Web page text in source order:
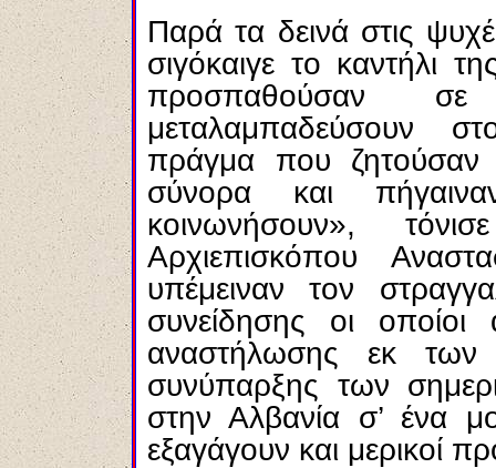
Παρά τα δεινά στις
σιγόκαιγε το καντήλι
προσπαθούσαν
μεταλαμπαδεύσουν
πράγμα που
σύνορα και
κοινωνήσουν»,
Αρχιεπισκόπου
υπέμειναν τον
συνείδησης οι οποίοι
αναστήλωσης εκ των
συνύπαρξης των
στην Αλβανία σ’ ένα
εξαγάγουν και μερικοί